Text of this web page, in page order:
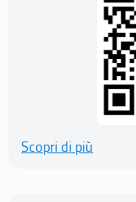
Scopri di più